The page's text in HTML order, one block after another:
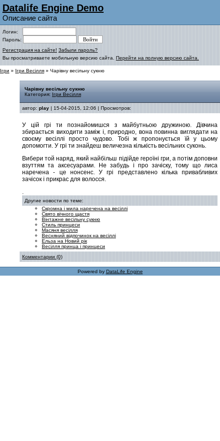
Datalife Engine Demo
Описание сайта
Логин:
Пароль:
Регистрация на сайте! Забыли пароль?
Вы просматриваете мобильную версию сайта. Перейти на полную версию сайта.
Ігри » Ігри Весілля » Чарівну весільну сукню
Чарівну весільну сукню
Категория: Ігри Весілля
автор: play | 15-04-2015, 12:06 | Просмотров:
У цій грі ти познайомишся з майбутньою дружиною. Дівчина
збирається виходити заміж і, природно, вона повинна виглядати на
своєму весіллі просто чудово. Тобі ж пропонується їй у цьому
допомогти. У грі ти знайдеш величезна кількість весільних суконь.
Вибери той наряд, який найбільш підійде героїні гри, а потім доповни
взуттям та аксесуарами. Не забудь і про зачіску, тому що лиса
наречена - це нонсенс. У грі представлено кілька привабливих
зачісок і прикрас для волосся.
.
Другие новости по теме:
Скромна і мила наречена на весіллі
Свято вічного щастя
Вінтажне весільну сукню
Стиль принцеси
Масяня весілля
Весняний відпочинок на весіллі
Ельза на Новий рік
Весілля принца і принцеси
Комментарии (0)
Powered by DataLife Engine